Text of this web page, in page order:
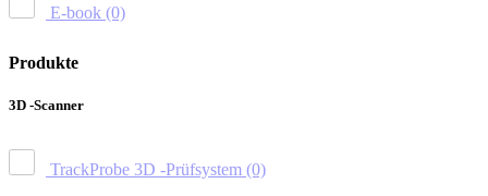
E-book (0)
Produkte
3D -Scanner
TrackProbe 3D -Prüfsystem (0)